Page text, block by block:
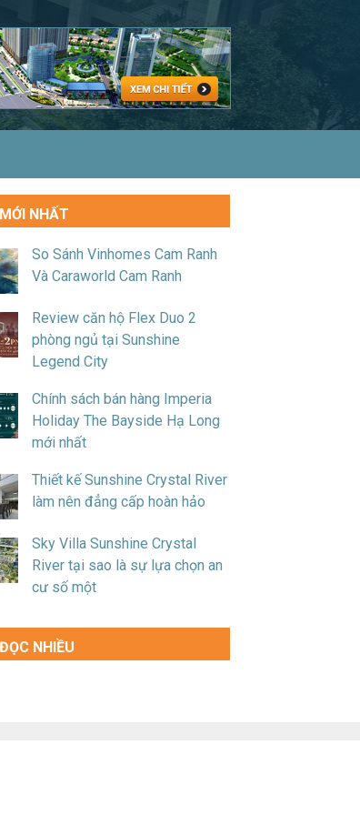
NHẤT
So Sánh Vinhomes Cam Ranh
Và Caraworld Cam Ranh
Review căn hộ Flex Duo 2
phòng ngủ tại Sunshine
Legend City
Chính sách bán hàng Imperia
Holiday The Bayside Hạ Long
mới nhất
Thiết kế Sunshine Crystal River
làm nên đẳng cấp hoàn hảo
Sky Villa Sunshine Crystal
River tại sao là sự lựa chọn an
cư số một
NHIỀU